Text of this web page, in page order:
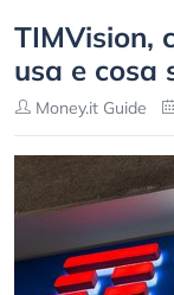
TIMVision,
usa e cosa
Money.it Guide